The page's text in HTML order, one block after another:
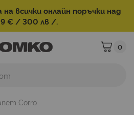
всички онлайн поръчки над
€ / 300 лв /.
Моята
0
Corro